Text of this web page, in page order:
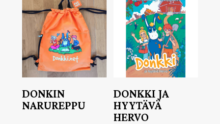
DONKIN
NARUREPPU
DONKKI JA
HYYTÄVÄ
HERVO